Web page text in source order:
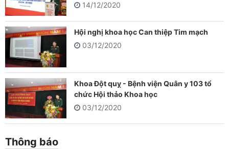
14/12/2020
Hội nghị khoa học Can thiệp Tim mạch
03/12/2020
Khoa Đột quỵ - Bệnh viện Quân y 103 tổ
chức Hội thảo Khoa học
03/12/2020
Thông báo